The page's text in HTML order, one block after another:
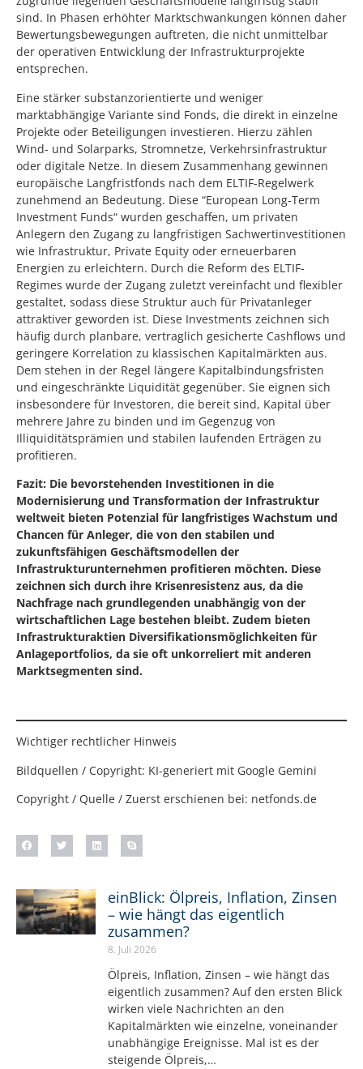
sind. In Phasen erhöhter Marktschwankungen können daher
Bewertungsbewegungen auftreten, die nicht unmittelbar
der operativen Entwicklung der Infrastrukturprojekte
entsprechen.
Eine stärker substanzorientierte und weniger
marktabhängige Variante sind Fonds, die direkt in einzelne
Projekte oder Beteiligungen investieren. Hierzu zählen
Wind- und Solarparks, Stromnetze, Verkehrsinfrastruktur
oder digitale Netze. In diesem Zusammenhang gewinnen
europäische Langfristfonds nach dem ELTIF-Regelwerk
zunehmend an Bedeutung. Diese “European Long-Term
Investment Funds“ wurden geschaffen, um privaten
Anlegern den Zugang zu langfristigen Sachwertinvestitionen
wie Infrastruktur, Private Equity oder erneuerbaren
Energien zu erleichtern. Durch die Reform des ELTIF-
Regimes wurde der Zugang zuletzt vereinfacht und flexibler
gestaltet, sodass diese Struktur auch für Privatanleger
attraktiver geworden ist. Diese Investments zeichnen sich
häufig durch planbare, vertraglich gesicherte Cashflows und
geringere Korrelation zu klassischen Kapitalmärkten aus.
Dem stehen in der Regel längere Kapitalbindungsfristen
und eingeschränkte Liquidität gegenüber. Sie eignen sich
insbesondere für Investoren, die bereit sind, Kapital über
mehrere Jahre zu binden und im Gegenzug von
Illiquiditätsprämien und stabilen laufenden Erträgen zu
profitieren.
Fazit: Die bevorstehenden Investitionen in die
Modernisierung und Transformation der Infrastruktur
weltweit bieten Potenzial für langfristiges Wachstum und
Chancen für Anleger, die von den stabilen und
zukunftsfähigen Geschäftsmodellen der
Infrastrukturunternehmen profitieren möchten. Diese
zeichnen sich durch ihre Krisenresistenz aus, da die
Nachfrage nach grundlegenden unabhängig von der
wirtschaftlichen Lage bestehen bleibt. Zudem bieten
Infrastrukturaktien Diversifikationsmöglichkeiten für
Anlageportfolios, da sie oft unkorreliert mit anderen
Marktsegmenten sind.
Wichtiger rechtlicher Hinweis
Bildquellen / Copyright: KI-generiert mit Google Gemini
Copyright / Quelle / Zuerst erschienen bei: netfonds.de
einBlick: Ölpreis, Inflation, Zinsen
– wie hängt das eigentlich
zusammen?
8. Juli 2026
Ölpreis, Inflation, Zinsen – wie hängt das
eigentlich zusammen? Auf den ersten Blick
wirken viele Nachrichten an den
Kapitalmärkten wie einzelne, voneinander
unabhängige Ereignisse. Mal ist es der
steigende Ölpreis,…